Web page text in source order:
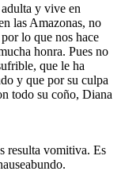
y vive en
las Amazonas, no
lo que nos hace
honra. Pues no
que le ha
y que por su culpa
todo su coño, Diana
resulta vomitiva. Es